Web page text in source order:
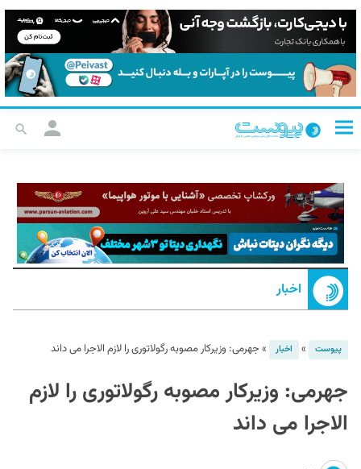
اخبار
پیوست » اخبار » جهرمی: وزیرکار مصوبه رگولاتوری را لازم الاجرا می داند
جهرمی: وزیرکار مصوبه رگولاتوری را لازم
الاجرا می داند